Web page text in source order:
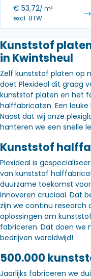
€ 53,72/ m²
excl. BTW
Kunststof
in Kwintsheul
Zelf kunststof platen op
doet Plexideal dit graag
kunststof platen en het
halffabricaten. Een leuke
Naast dat wij onze
hanteren we een snelle
Kunststof
Plexideal is
van kunststof
duurzame toekomst
innoveren cruciaal. Dat
zijn we continu research
oplossingen om
fabriceren. Dat doen we
bedrijven wereldwijd!
500.000
Jaarlijks fabriceren we